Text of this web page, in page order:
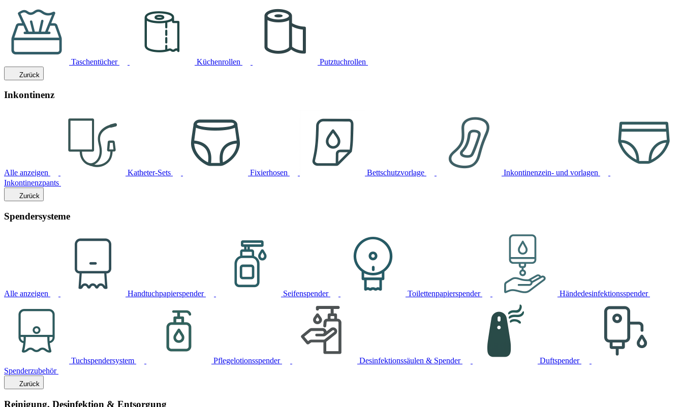
Taschentücher Küchenrollen Putztuchrollen
Zurück
Inkontinenz
Alle anzeigen Katheter-Sets Fixierhosen Bettschutzvorlage
Inkontinenzein- und vorlagen
Inkontinenzpants
Zurück
Spendersysteme
Alle anzeigen Handtuchpapierspender Seifenspender Toilettenpapierspender Händedesinfektionsspender
Tuchspendersystem Pflegelotionsspender Desinfektionssäulen & Spender
Duftspender
Spenderzubehör
Zurück
Reinigung, Desinfektion & Entsorgung